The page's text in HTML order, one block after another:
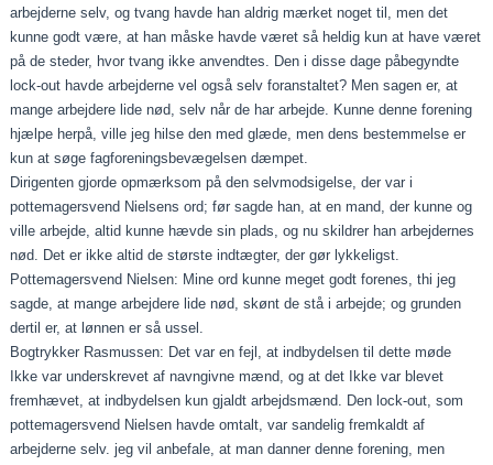
arbejderne selv, og tvang havde han aldrig mærket noget til, men det
kunne godt være, at han måske havde været så heldig kun at have været
på de steder, hvor tvang ikke an­vendtes. Den i disse dage påbegyndte
lock‑out havde arbej­derne vel også selv foranstaltet? Men sagen er, at
mange arbejdere lide nød, selv når de har arbejde. Kunne denne for­ening
hjælpe herpå, ville jeg hilse den med glæde, men dens bestemmelse er
kun at søge fagforeningsbevægelsen dæmpet.
Dirigenten gjorde opmærksom på den selvmodsigelse, der var i
pottemagersvend Nielsens ord; før sagde han, at en mand, der kunne og
ville arbejde, altid kunne hævde sin plads, og nu skildrer han arbejdernes
nød. Det er ikke altid de største indtægter, der gør lykkeligst.
Pottemagersvend Nielsen: Mine ord kunne meget godt forenes, thi jeg
sagde, at mange arbejdere lide nød, skønt de stå i arbejde; og grunden
dertil er, at lønnen er så ussel.
Bogtrykker Rasmussen: Det var en fejl, at indbydelsen til dette møde
Ikke var underskrevet af navngivne mænd, og at det Ikke var blevet
fremhævet, at indbydelsen kun gjaldt arbejdsmænd. Den lock-out, som
pottemagersvend Nielsen havde omtalt, var sandelig fremkaldt af
arbejderne selv. jeg vil anbefale, at man danner denne forening, men